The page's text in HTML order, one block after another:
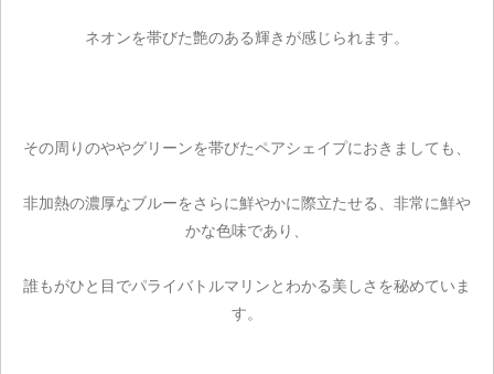
ネオンを帯びた艶のある輝きが感じられます。
その周りのややグリーンを帯びたペアシェイプにおきましても、
非加熱の濃厚なブルーをさらに鮮やかに際立たせる、非常に鮮や
かな色味であり、
誰もがひと目でパライバトルマリンとわかる美しさを秘めていま
す。